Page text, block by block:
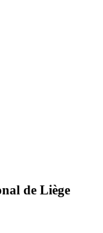
de Liège